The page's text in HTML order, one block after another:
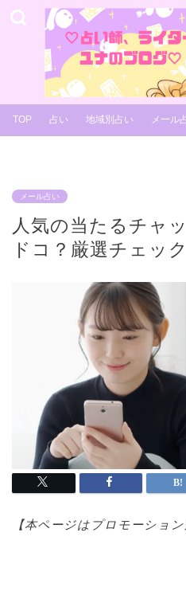
TOP 占い 地域別占い メール
メール占い
人気の当たるチャ
ドコ？厳選チェック
【本ページはプロモーショ